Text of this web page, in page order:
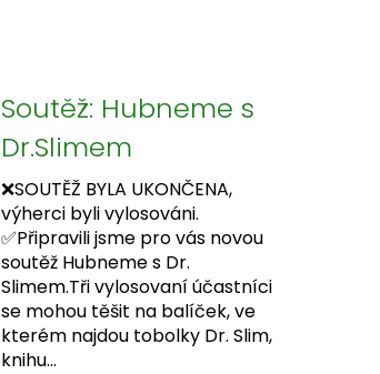
Soutěž: Hubneme s
Dr.Slimem
❌SOUTĚŽ BYLA UKONČENA,
výherci byli vylosováni.
✅Připravili jsme pro vás novou
soutěž Hubneme s Dr.
Slimem.Tři vylosovaní účastníci
se mohou těšit na balíček, ve
kterém najdou tobolky Dr. Slim,
knihu...